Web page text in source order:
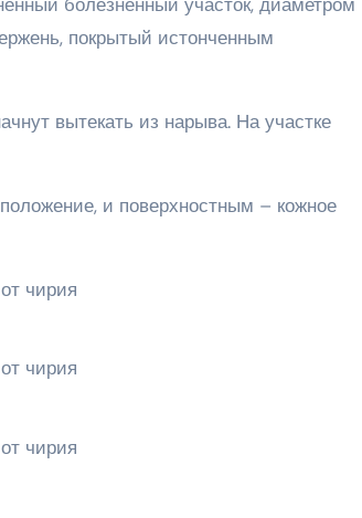
покрытый истонченным
вытекать из нарыва. На участке
и поверхностным – кожное